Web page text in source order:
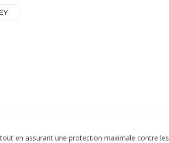
en assurant une protection maximale contre les